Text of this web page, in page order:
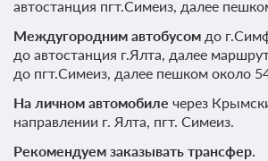
автостанция пгт.Симеиз, далее
Междугородним автобусом до
до автостанция г.Ялта, далее
до пгт.Симеиз, далее пешком около
На личном автомобиле через
направлении г. Ялта, пгт. Симеиз.
Рекомендуем заказывать трансфер.